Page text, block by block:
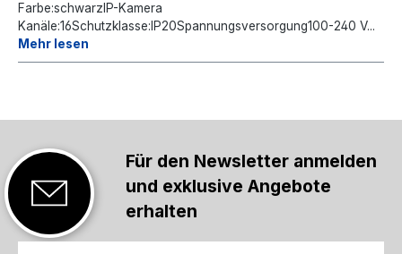
Farbe:schwarzIP-Kamera
Kanäle:16Schutzklasse:IP20Spannungsversorgung100-240 V...
Mehr lesen
Für den Newsletter anmelden
und exklusive Angebote
erhalten